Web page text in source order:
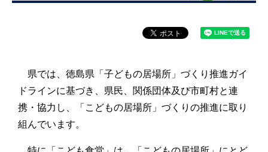
県では、徳島県「子どもの居場所」づくり推進ガイ
ドラインに基づき、県民、関係団体及び市町村と連
携・協力し、「こどもの居場所」づくりの推進に取り
組んでいます。